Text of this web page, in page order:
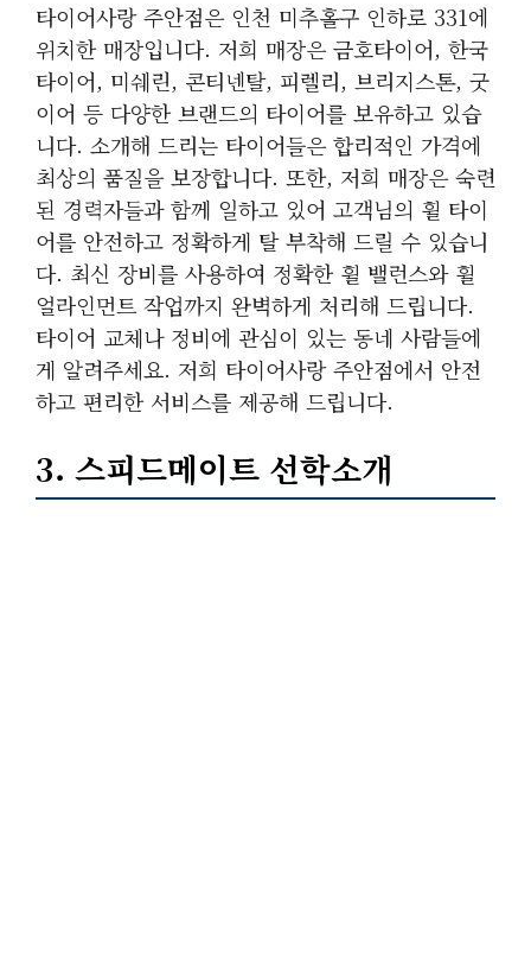
타이어사랑 주안점은 인천 미추홀구 인하로 331에
위치한 매장입니다. 저희 매장은 금호타이어, 한국
타이어, 미쉐린, 콘티넨탈, 피렐리, 브리지스톤, 굿
이어 등 다양한 브랜드의 타이어를 보유하고 있습
니다. 소개해 드리는 타이어들은 합리적인 가격에
최상의 품질을 보장합니다. 또한, 저희 매장은 숙련
된 경력자들과 함께 일하고 있어 고객님의 휠 타이
어를 안전하고 정확하게 탈 부착해 드릴 수 있습니
다. 최신 장비를 사용하여 정확한 휠 밸런스와 휠
얼라인먼트 작업까지 완벽하게 처리해 드립니다.
타이어 교체나 정비에 관심이 있는 동네 사람들에
게 알려주세요. 저희 타이어사랑 주안점에서 안전
하고 편리한 서비스를 제공해 드립니다.
3. 스피드메이트 선학소개